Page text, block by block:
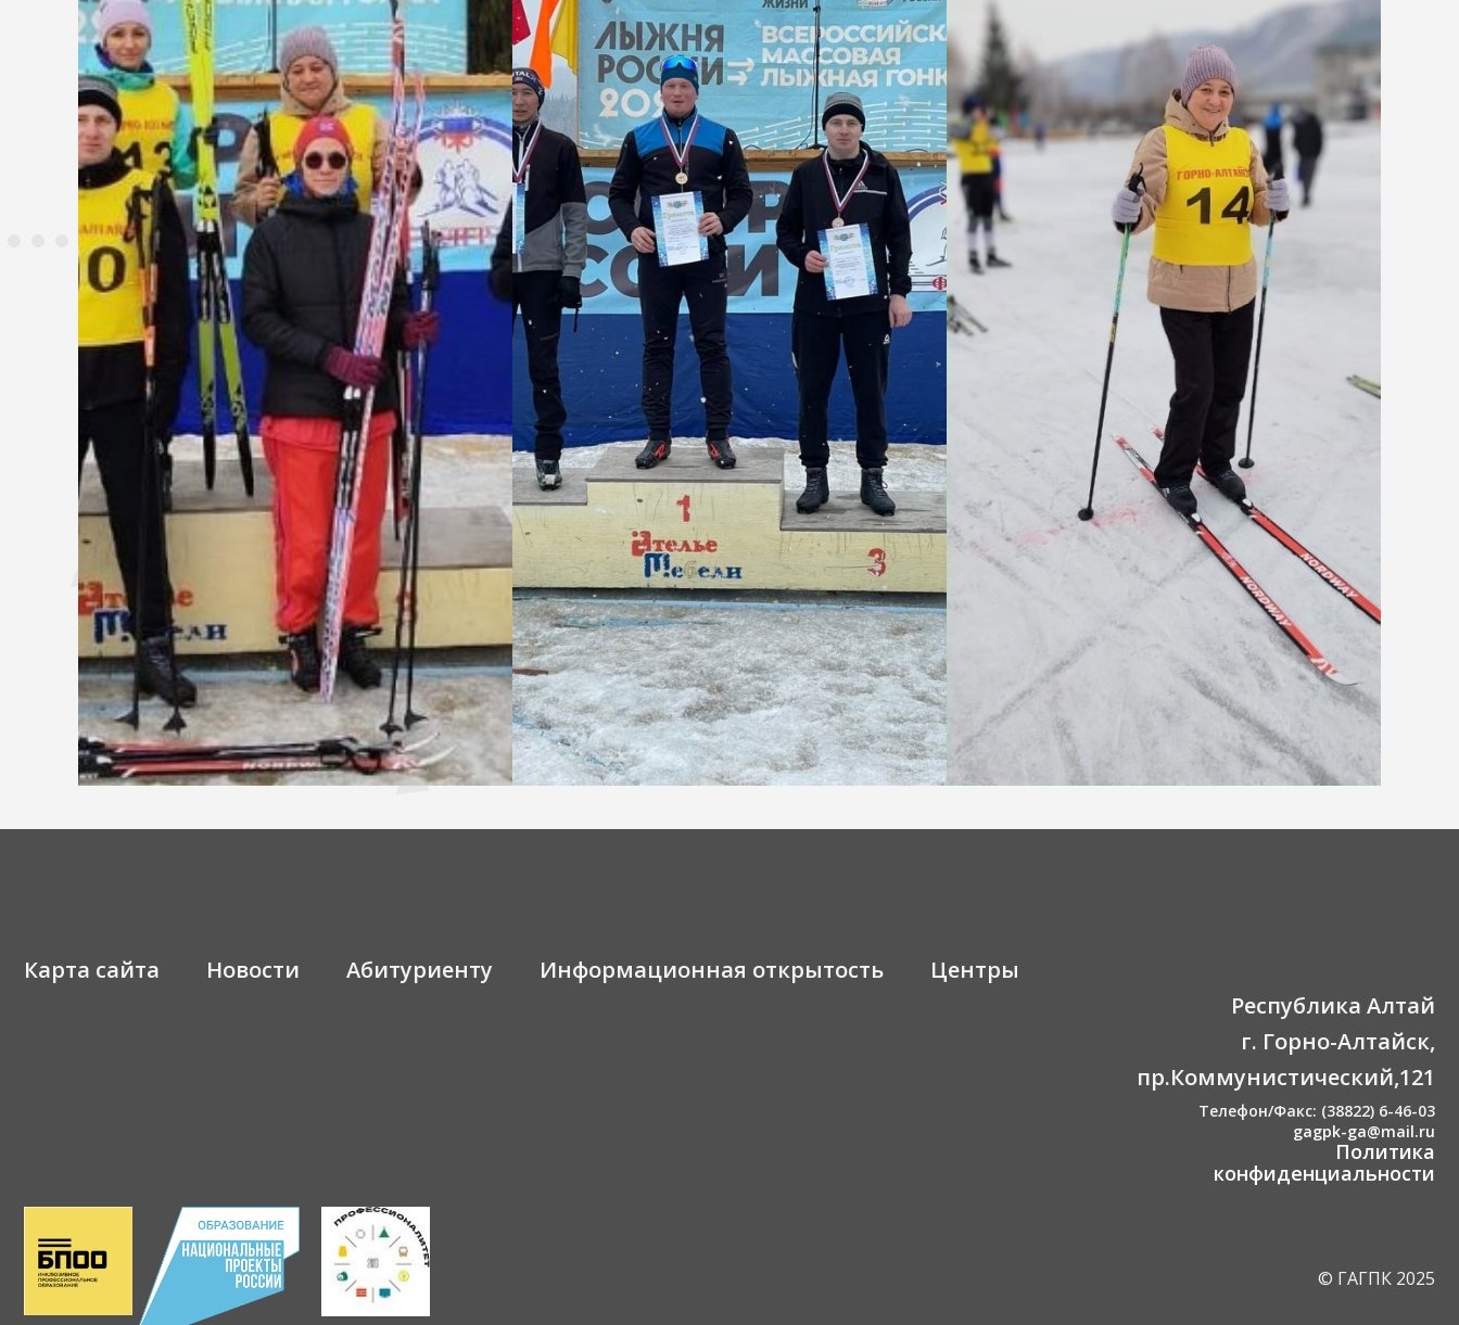
Карта сайта Новости Абитуриенту Информационная открытость
Центры
Республика Алтай
г. Горно-Алтайск,
пр.Коммунистический,121
Телефон/Факс: (38822) 6-46-03
gagpk-ga@mail.ru
Политика
конфиденциальности
© ГАГПК 2025